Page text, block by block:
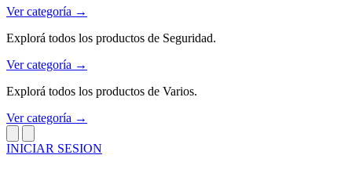
Ver categoría →
Explorá todos los productos de Seguridad.
Ver categoría →
Explorá todos los productos de Varios.
Ver categoría →
INICIAR SESION